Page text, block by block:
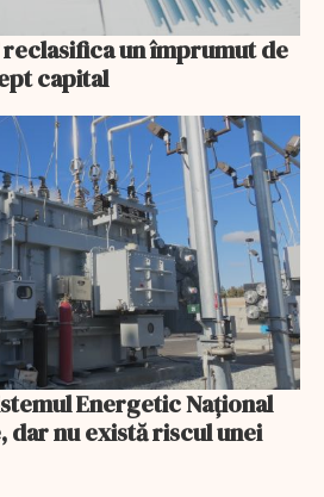
reclasifica un împrumut de
capital
Energetic Național
dar nu există riscul unei